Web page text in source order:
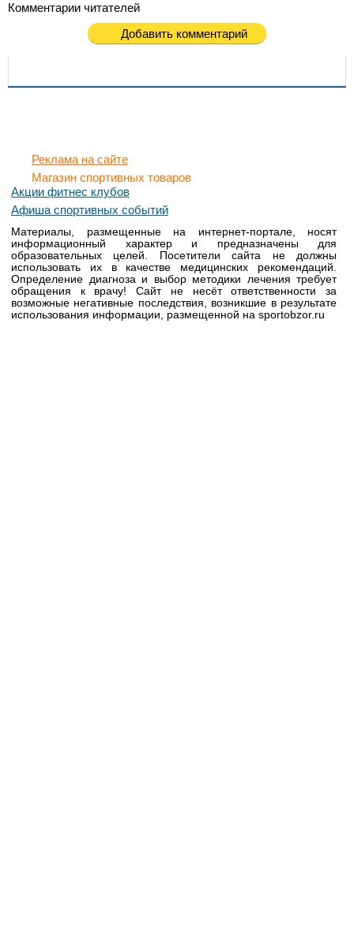
Комментарии читателей
Добавить комментарий
Реклама на сайте
Магазин спортивных товаров
Акции фитнес клубов
Афиша спортивных событий
Материалы, размещенные на интернет-портале, носят
информационный характер и предназначены для
образовательных целей. Посетители сайта не должны
использовать их в качестве медицинских рекомендаций.
Определение диагноза и выбор методики лечения требует
обращения к врачу! Сайт не несёт ответственности за
возможные негативные последствия, возникшие в результате
использования информации, размещенной на sportobzor.ru